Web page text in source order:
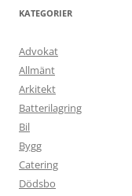
KATEGORIER
Advokat
Allmänt
Arkitekt
Batterilagring
Bil
Bygg
Catering
Dödsbo